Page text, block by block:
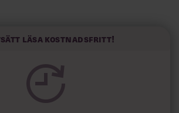
som uppgift få medarbetarna att hålla
måste man ta till andra metoder.
University Graduate School of
läsa kostnadsfritt!